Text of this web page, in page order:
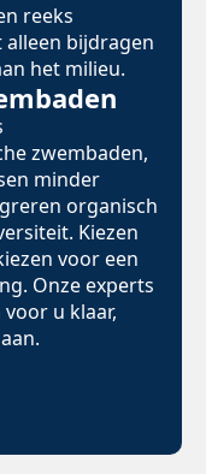
reeks
bijdragen
het milieu.
zwembaden,
minder
organisch
Kiezen
voor een
Onze experts
u klaar,